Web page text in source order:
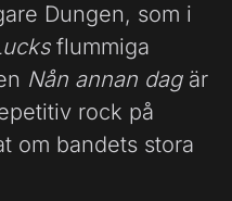
Dungen, som i
flummiga
Nån annan dagär
rock på
om bandets stora